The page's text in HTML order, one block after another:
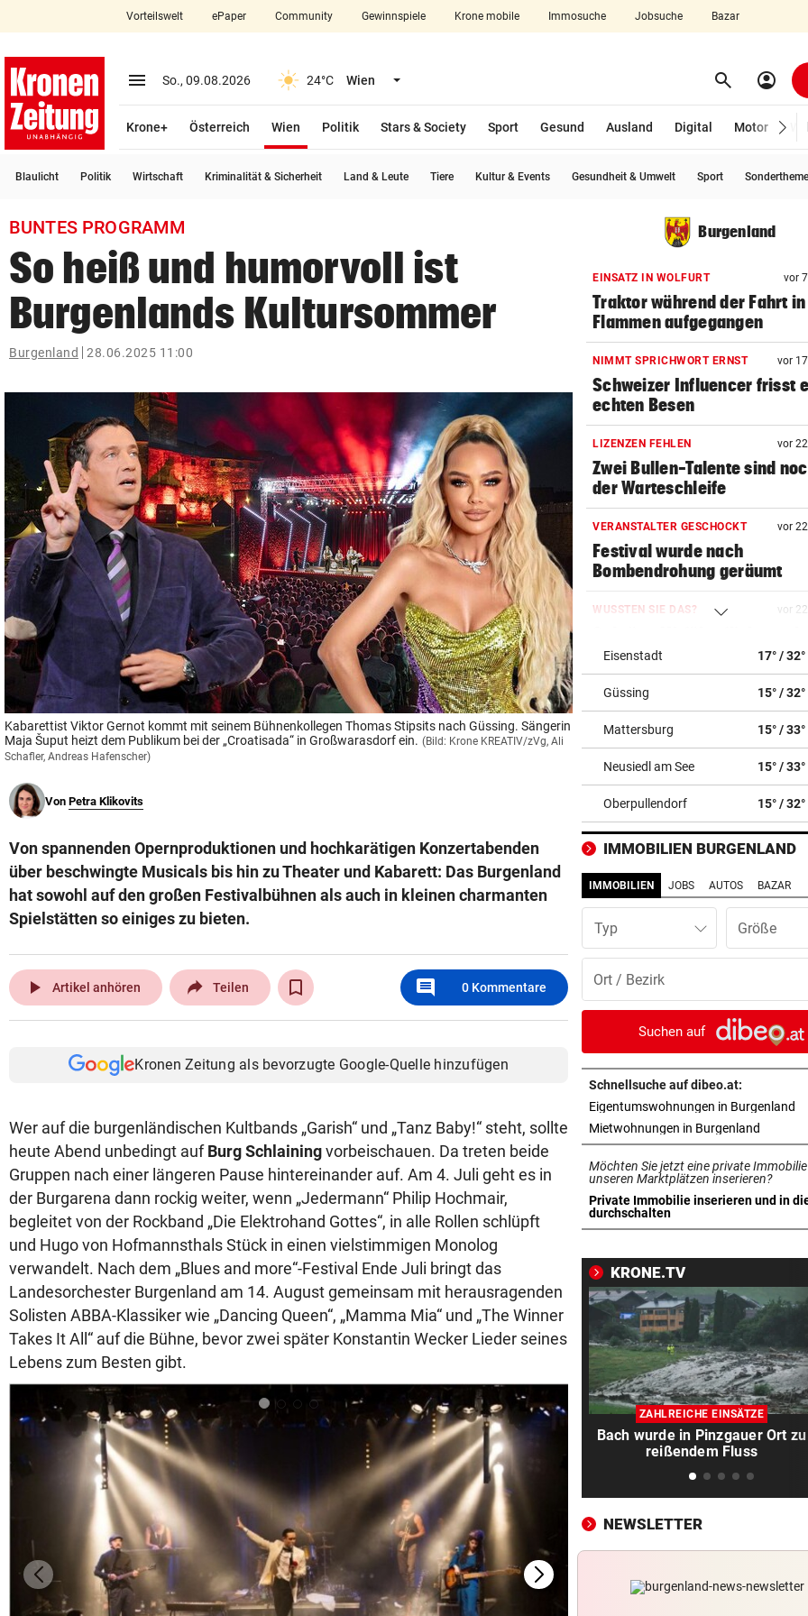
closeSchließen
account_circle Anmelden
arrow_right
Suchbegriff
eingeben
© Krone Multimedia GmbH & Co KG 2026
Muthgasse 2, 1190 Wien
Vorteilswelt ePaper Community Gewinnspiele Krone mobile Immosuche Jobsuche Bazar
menu Menü aufklappen
So., 09.08.2026 24°C Wien Menü aufklappen search Suchen
account_circle
Krone+ Österreich Wien
Politik
Stars & Society Sport Gesund Ausland Digital Motor
Blaulicht Politik Wirtschaft Kriminalität & Sicherheit Land & Leute Tiere Kultur & Events Gesundheit & Umwelt Sport
BUNTES PROGRAMM
So heiß und humorvoll ist
Burgenlands Kultursommer
Burgenland 28.06.2025 11:00
Kabarettist Viktor Gernot kommt mit seinem Bühnenkollegen Thomas Stipsits nach Güssing. Sängerin
Maja Šuput heizt dem Publikum bei der „Croatisada“ in Großwarasdorf ein. (Bild: Krone KREATIV/zVg, Ali
Schafler, Andreas Hafenscher)
Von Petra Klikovits
Von spannenden Opernproduktionen und hochkarätigen Konzertabenden
über beschwingte Musicals bis hin zu Theater und Kabarett: Das Burgenland
hat sowohl auf den großen Festivalbühnen als auch in kleinen charmanten
Spielstätten so einiges zu bieten.
play_arrow Artikel anhören Teilen comment 0 Kommentare
Kronen Zeitung als bevorzugte Google-Quelle hinzufügen
Wer auf die burgenländischen Kultbands „Garish“ und „Tanz Baby!“ steht, sollte
heute Abend unbedingt aufBurg Schlainingvorbeischauen. Da treten beide
Gruppen nach einer längeren Pause hintereinander auf. Am 4. Juli geht es in
der Burgarena dann rockig weiter, wenn „Jedermann“ Philip Hochmair,
begleitet von der Rockband „Die Elektrohand Gottes“, in alle Rollen schlüpft
und Hugo von Hofmannsthals Stück in einen vielstimmigen Monolog
verwandelt. Nach dem „Blues and more“-Festival Ende Juli bringt das
Landesorchester Burgenland am 14. August gemeinsam mit herausragenden
Solisten ABBA-Klassiker wie „Dancing Queen“, „Mamma Mia“ und „The Winner
Takes It All“ auf die Bühne, bevor zwei später Konstantin Wecker Lieder seines
Lebens zum Besten gibt.
Burgenland
EINSATZ IN WOLFURT vor
Traktor während der Fahrt in
Flammen aufgegangen
NIMMT SPRICHWORT ERNST vor
Schweizer Influencer frisst
echten Besen
LIZENZEN FEHLEN vor
Zwei Bullen-Talente sind
der Warteschleife
VERANSTALTER GESCHOCKT vor
Festival wurde nach
Bombendrohung geräumt
WUSSTEN SIE DAS? vor
einem Nachbarland!
FATALE GLUTHITZE vor
Wenn Bauarbeiter auf dem
zusammenbrechen
vor
Drittes Kind für „GZSZ“-Star
Chryssanthi Kavazi
TÄTER AUF DER FLUCHT
Streit in Bremen: Autofahrer
prügelt Fußgänger tot
Bewohner evakuiert
RÜCKSCHLAG VOR US OPEN vor
Sabalenka und Pegula in
früh ausgeschieden
SEGELN: vor
OeSV-Duos bei Olympia-
LA auf Endrang acht
Klum wechselt mit
von ProSieben zu RTL
FOLGE VON SONNTAG
Unsere neue
Philipp bewegen!
ANZEICHEN ERNST NEHMEN vor
Multiple Sklerose bei
Jugendlichen
SEINE ARME SIND IHRE vor
Double in „Die Odyssee“
WIE EINST DER VATER
Top-Talent klopft in
Eisenstadt 17° / 32°
Güssing 15° / 32°
Mattersburg 15° / 33°
Neusiedl am See 15° / 33°
Oberpullendorf 15° / 32°
IMMOBILIEN BURGENLAND
IMMOBILIEN JOBS AUTOS BAZAR
Typ
Suchen auf
Schnellsuche auf dibeo.at:
Eigentumswohnungen in Burgenland
Mietwohnungen in Burgenland
Möchten Sie jetzt eine private
unseren Marktplätzen inserieren?
Private Immobilie inserieren und in
durchschalten
in neuem Tab öffnen
KRONE.TV
ZAHLREICHE EINSÄTZE
Bach wurde in Pinzgauer Ort zu
reißendem Fluss
NEWSLETTER